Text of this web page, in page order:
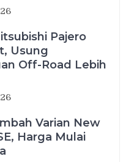
Pajero
Usung
Off-Road Lebih
Varian New
Harga Mulai